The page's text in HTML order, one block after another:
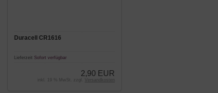
Duracell CR1616
Lieferzeit Sofort verfügbar
2,90 EUR
inkl. 19 % MwSt. zzgl. Versandkosten